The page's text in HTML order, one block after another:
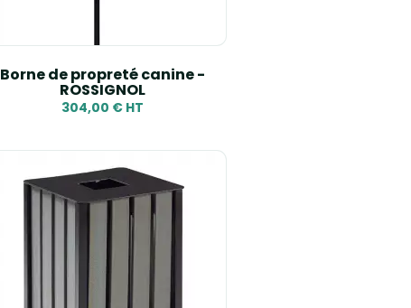
Borne de propreté canine -
ROSSIGNOL
304,00 € HT